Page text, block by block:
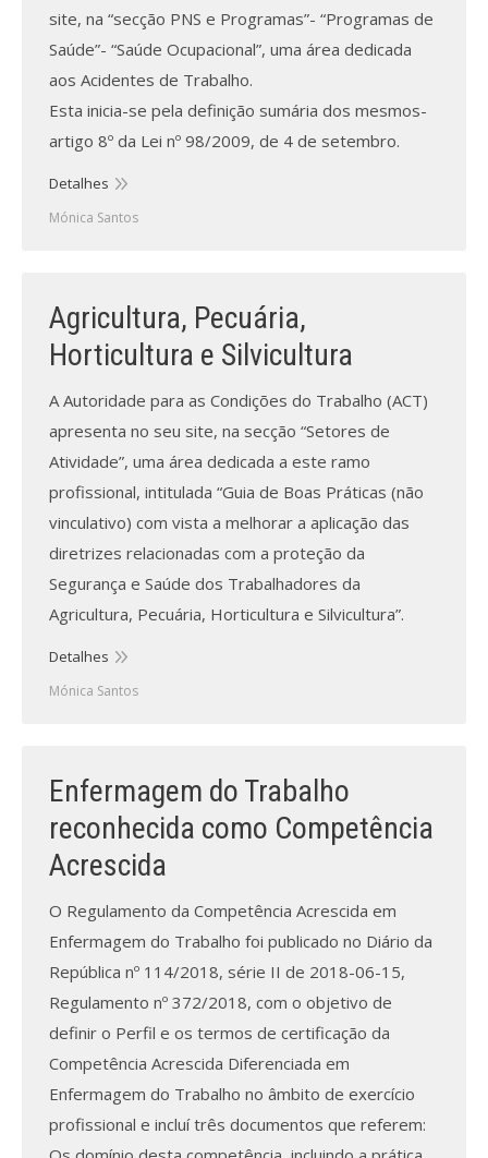
Contatos
Informações adicionais
Estatísticas da Revista
site, na “secção PNS e Programas”- “Programas de
Saúde”- “Saúde Ocupacional”, uma área dedicada
aos Acidentes de Trabalho.
Esta inicia-se pela definição sumária dos mesmos-
artigo 8º da Lei nº 98/2009, de 4 de setembro.
Detalhes
Mónica Santos
Agricultura, Pecuária,
Horticultura e Silvicultura
A Autoridade para as Condições do Trabalho (ACT)
apresenta no seu site, na secção “Setores de
Atividade”, uma área dedicada a este ramo
profissional, intitulada “Guia de Boas Práticas (não
vinculativo) com vista a melhorar a aplicação das
diretrizes relacionadas com a proteção da
Segurança e Saúde dos Trabalhadores da
Agricultura, Pecuária, Horticultura e Silvicultura”.
Detalhes
Mónica Santos
Enfermagem do Trabalho
reconhecida como Competência
Acrescida
O Regulamento da Competência Acrescida em
Enfermagem do Trabalho foi publicado no Diário da
República nº 114/2018, série II de 2018-06-15,
Regulamento nº 372/2018, com o objetivo de
definir o Perfil e os termos de certificação da
Competência Acrescida Diferenciada em
Enfermagem do Trabalho no âmbito de exercício
profissional e incluí três documentos que referem: